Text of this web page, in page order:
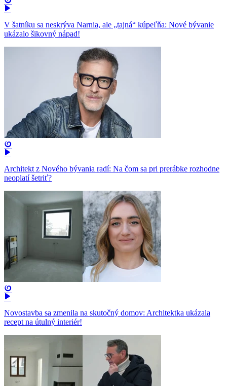
V šatníku sa neskrýva Narnia, ale „tajná“ kúpeľňa: Nové bývanie
ukázalo šikovný nápad!
Architekt z Nového bývania radí: Na čom sa pri prerábke rozhodne
neoplatí šetriť?
Novostavba sa zmenila na skutočný domov: Architektka ukázala
recept na útulný interiér!